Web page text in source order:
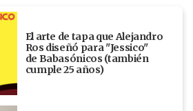
El arte de tapa que Alejandro
Ros diseñó para "Jessico"
de Babasónicos (también
cumple 25 años)